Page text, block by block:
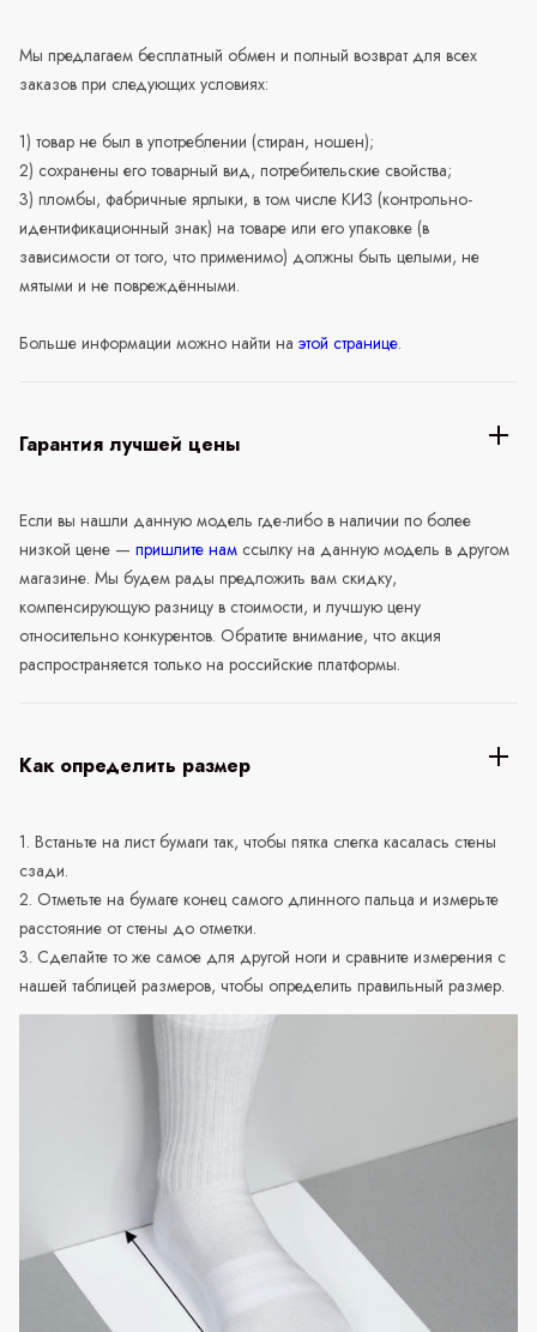
Мы предлагаем бесплатный обмен и полный возврат для всех
заказов при следующих условиях:
1) товар не был в употреблении (стиран, ношен);
2) сохранены его товарный вид, потребительские свойства;
3) пломбы, фабричные ярлыки, в том числе КИЗ (контрольно-
идентификационный знак) на товаре или его упаковке (в
зависимости от того, что применимо) должны быть целыми, не
мятыми и не повреждёнными.
Больше информации можно найти на этой странице.
Гарантия лучшей цены
Если вы нашли данную модель где-либо в наличии по более
низкой цене — пришлите нам ссылку на данную модель в другом
магазине. Мы будем рады предложить вам скидку,
компенсирующую разницу в стоимости, и лучшую цену
относительно конкурентов. Обратите внимание, что акция
распространяется только на российские платформы.
Как определить размер
1. Встаньте на лист бумаги так, чтобы пятка слегка касалась стены
сзади.
2. Отметьте на бумаге конец самого длинного пальца и измерьте
расстояние от стены до отметки.
3. Сделайте то же самое для другой ноги и сравните измерения с
нашей таблицей размеров, чтобы определить правильный размер.